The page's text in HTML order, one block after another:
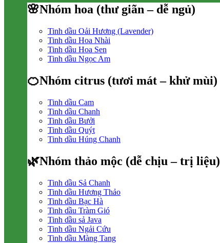
🌸Nhóm hoa (thư giãn – dễ ngủ)
Tinh dầu Oải Hương (Lavender)
Tinh dầu Hoa Nhài
Tinh dầu Hoa Sen
Tinh dầu Ngọc Am
🍊Nhóm citrus (tươi mát – khử mùi)
Tinh dầu Cam
Tinh dầu Chanh
Tinh dầu Bưởi
Tinh dầu Quýt
Tinh dầu Húng Chanh
🌿Nhóm thảo mộc (dễ chịu – trị liệu)
Tinh dầu Sả Chanh
Tinh dầu Hương Thảo
Tinh dầu Bạc Hà
Tinh dầu Tràm Gió
Tinh dầu sả Java
Tinh dầu Ngải Cứu
Tinh dầu Màng Tang